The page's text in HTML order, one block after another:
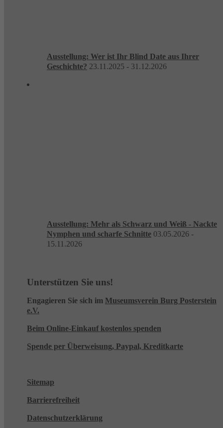
Ausstellung: Wer ist Ihr Blind Date aus Ihrer
Geschichte? 23.11.2025 - 31.12.2026
Ausstellung: Mehr als Schwarz und Weiß - Nackte
Nymphen und scharfe Schnitte 03.05.2026 -
15.11.2026
Unterstützen Sie uns!
Engagieren Sie sich im Museumsverein Burg Posterstein
e.V.
Beim Online-Einkauf kostenlos spenden
Spende per Überweisung, Paypal, Kreditkarte
Sitemap
Barrierefreiheit
Datenschutzerklärung